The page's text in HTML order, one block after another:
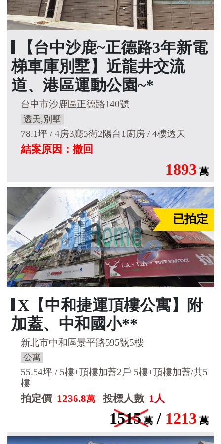
【台中沙鹿~正德路3年新電
梯車庫別墅】近龍井交流
道、港區運動公園~*
台中市沙鹿區正德路140號
透天,別墅
78.1坪 / 4房3廳5衛2陽台1廚房 / 4樓透天
結案原因：撤回
1893 萬
已拍定
X【中和捷運頂樓公寓】附
加蓋、中和國小**
新北市中和區景平路595號5樓
公寓
55.54坪 / 5樓+頂樓加蓋2戶 5樓+頂樓加蓋/共5
樓
拍定價 1236.8萬 投標人數 1人
1515 萬 / 1213 萬